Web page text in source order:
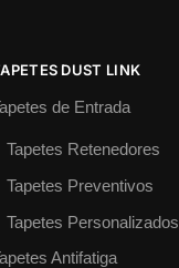
DUST LINK
de Entrada
Tapetes Retenedores
Tapetes Preventivos
Tapetes Personalizados
Antifatiga